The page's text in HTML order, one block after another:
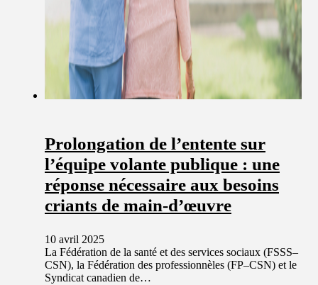
Prolongation de l’entente sur
l’équipe volante publique : une
réponse nécessaire aux besoins
criants de main-d’œuvre
10 avril 2025
La Fédération de la santé et des services sociaux (FSSS–
CSN), la Fédération des professionnèles (FP–CSN) et le
Syndicat canadien de…